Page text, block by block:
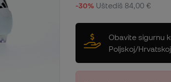
-30% Uštediš 84,00 €
Obavite sigurnu
Poljskoj/